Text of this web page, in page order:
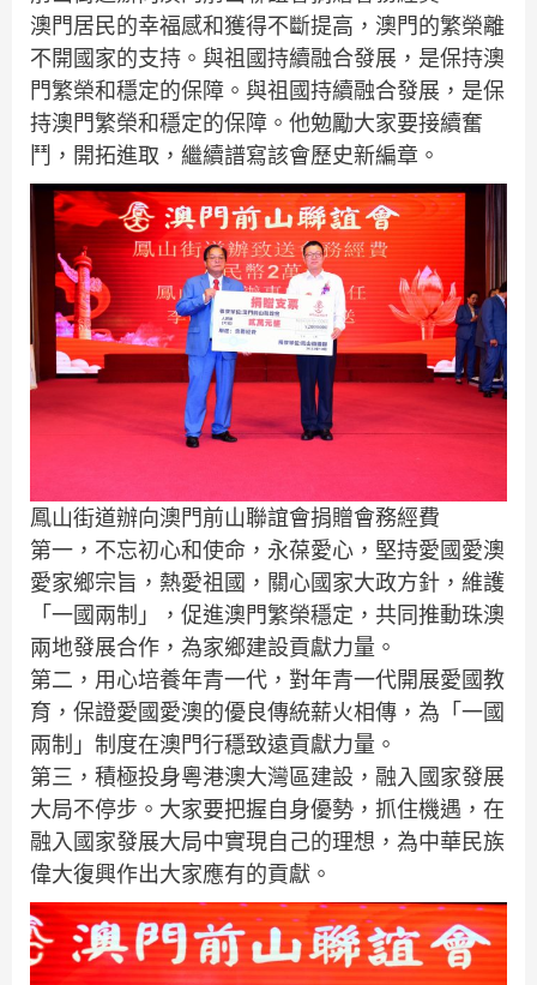
澳門居民的幸福感和獲得不斷提高，澳門的繁榮離
不開國家的支持。與祖國持續融合發展，是保持澳
門繁榮和穩定的保障。與祖國持續融合發展，是保
持澳門繁榮和穩定的保障。他勉勵大家要接續奮
鬥，開拓進取，繼續譜寫該會歷史新編章。
鳳山街道辦向澳門前山聯誼會捐贈會務經費
第一，不忘初心和使命，永葆愛心，堅持愛國愛澳
愛家鄉宗旨，熱愛祖國，關心國家大政方針，維護
「一國兩制」，促進澳門繁榮穩定，共同推動珠澳
兩地發展合作，為家鄉建設貢獻力量。
第二，用心培養年青一代，對年青一代開展愛國教
育，保證愛國愛澳的優良傳統薪火相傳，為「一國
兩制」制度在澳門行穩致遠貢獻力量。
第三，積極投身粵港澳大灣區建設，融入國家發展
大局不停步。大家要把握自身優勢，抓住機遇，在
融入國家發展大局中實現自己的理想，為中華民族
偉大復興作出大家應有的貢獻。